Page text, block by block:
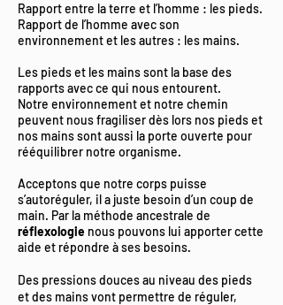
Rapport entre la terre et l’homme : les pieds.
Rapport de l’homme avec son
environnement et les autres : les mains.
Les pieds et les mains sont la base des
rapports avec ce qui nous entourent.
Notre environnement et notre chemin
peuvent nous fragiliser dès lors nos pieds et
nos mains sont aussi la porte ouverte pour
rééquilibrer notre organisme.
Acceptons que notre corps puisse
s’autoréguler, il a juste besoin d’un coup de
main. Par la méthode ancestrale de
réflexologie nous pouvons lui apporter cette
aide et répondre à ses besoins.
Des pressions douces au niveau des pieds
et des mains vont permettre de réguler,